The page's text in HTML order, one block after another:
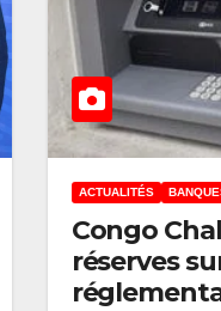
ACTUALITÉS
Congo
réserves